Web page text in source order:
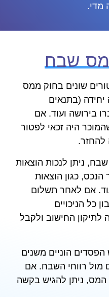
מדי.
שבח
שונים בחוק ממס
(בתנאים
בירושה ועוד. אם
היה זכאי לפטור
ניתן לנכות הוצאות
כגון הוצאות
אם לאחר תשלום
הניכויים
החישוב ולקבל
הוניים משנים
מול רווחי השבח. אם
ניתן להגיש בקשה